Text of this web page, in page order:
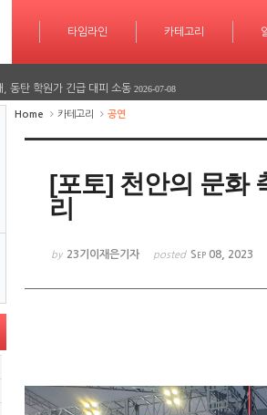
타임라인 카테고리
카테고리 알림마당
, RSC 대회에서 놀라운 성과 또 한번 이루다 2026-07-25
, 동탄 학원가 긴급 대피 소동
유엔대회에 가다 2026-06-26
방학 시간표…학습 계획도 인공지능 시대 2026-07-30
동탄 학원가 긴급 대피 소동
엔대회에 가다
Home 카테고리 공연
[포토] 천안의 문화
리
by 23기이재은기자 posted Sep 08, 2023